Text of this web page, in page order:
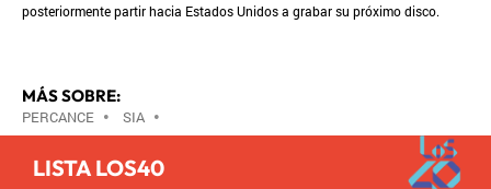
posteriormente partir hacia Estados Unidos a grabar su próximo disco.
MÁS SOBRE:
PERCANCE • SIA •
LISTA LOS40